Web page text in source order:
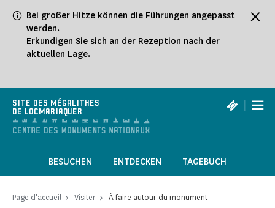
Bei großer Hitze können die Führungen angepasst
werden.
Erkundigen Sie sich an der Rezeption nach der
aktuellen Lage.
SITE DES MÉGALITHES
DE LOCMARIAQUER
|
BESUCHEN ENTDECKEN TAGEBUCH
Page d'accueil Visiter À faire autour du monument